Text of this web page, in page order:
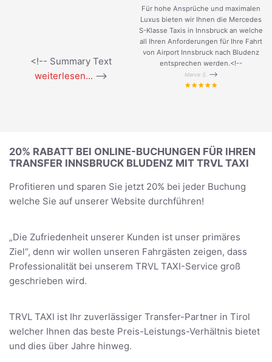
<!-- Summary Text
weiterlesen... -->
Für hohe Ansprüche und maximalen
Luxus bieten wir Ihnen die Mercedes
S-Klasse Taxis in Innsbruck an welche
all Ihren Anforderungen für Ihre Fahrt
von Airport Innsbruck nach Bludenz
entsprechen werden.<!--
Merve S. -->
20% RABATT BEI ONLINE-BUCHUNGEN FÜR IHREN
TRANSFER INNSBRUCK BLUDENZ MIT TRVL TAXI
Profitieren und sparen Sie jetzt 20% bei jeder Buchung
welche Sie auf unserer Website durchführen!
„Die Zufriedenheit unserer Kunden ist unser primäres
Ziel“, denn wir wollen unseren Fahrgästen zeigen, dass
Professionalität bei unserem TRVL TAXI-Service groß
geschrieben wird.
TRVL TAXI ist Ihr zuverlässiger Transfer-Partner in Tirol
welcher Ihnen das beste Preis-Leistungs-Verhältnis bietet
und dies über Jahre hinweg.